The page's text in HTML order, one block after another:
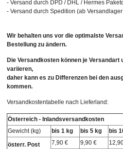
- Versand durch DPD / DHL / Hermes
- Versand durch Spedition (ab
Wir behalten uns vor die optimalste
Bestellung zu ändern.
Die Versandkosten können je
variieren,
daher kann es zu Differenzen bei den
kommen.
Versandkostentabelle nach Lieferland:
Österreich - Inlandsversandkosten
Gewicht (kg)
bis 1 kg bis 5 kg bis
österr. Post
7,90 € 9,90 €